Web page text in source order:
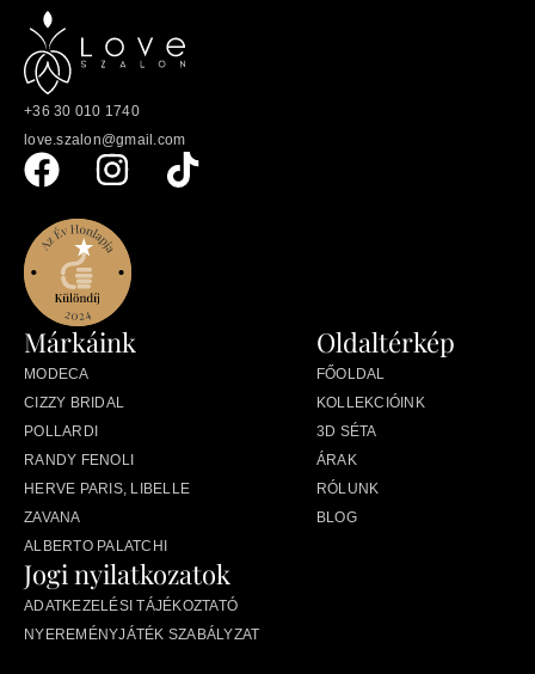
+36 30 010 1740
love.szalon@gmail.com
Oldaltérkép
FŐOLDAL
KOLLEKCIÓINK
3D SÉTA
ÁRAK
RÓLUNK
BLOG
Márkáink
MODECA
CIZZY BRIDAL
POLLARDI
RANDY FENOLI
HERVE PARIS, LIBELLE
ZAVANA
ALBERTO PALATCHI
Jogi nyilatkozatok
ADATKEZELÉSI TÁJÉKOZTATÓ
NYEREMÉNYJÁTÉK SZABÁLYZAT